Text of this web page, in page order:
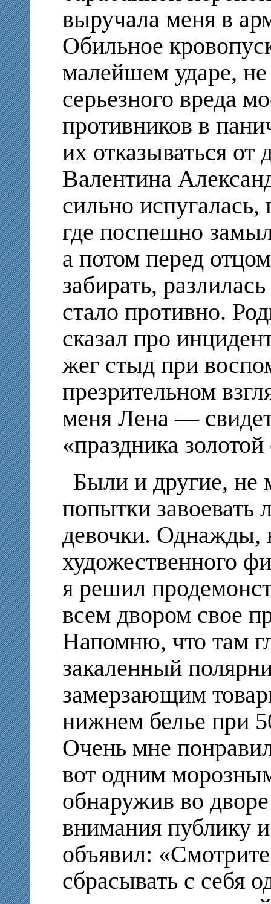
выручала меня в
Обильное
малейшем ударе,
серьезного вреда
противников в
их отказываться от
Валентина
сильно
где поспешно
а потом перед
забирать,
стало противно.
сказал про
жег стыд при
презрительном
меня Лена —
«праздника
Были и другие, не
попытки завоевать
девочки. Однажды,
художественного
я решил
всем двором свое
Напомню, что там
закаленный
замерзающим
нижнем белье при
Очень мне
вот одним
обнаружив во
внимания публику
объявил:
сбрасывать с себя